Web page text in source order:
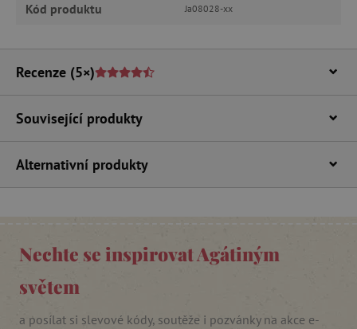
Kód produktu Ja08028-xx
Recenze (5×)
Související produkty
Alternativní produkty
Nechte se inspirovat Agátiným
světem
a posílat si slevové kódy, soutěže i pozvánky na akce e-
_lb_ccc .agatinsvet.cz